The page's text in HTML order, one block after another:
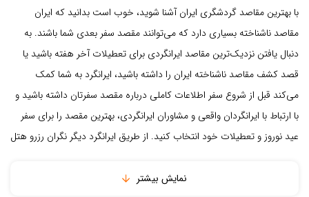
با بهترین مقاصد گردشگری ایران آشنا شوید، خوب است بدانید که ایران
مقاصد ناشناخته بسیاری دارد که می‌توانند مقصد سفر بعدی شما باشند. به
دنبال یافتن نزدیک‌ترین مقاصد ایرانگردی برای تعطیلات آخر هفته باشید یا
قصد کشف مقاصد ناشناخته ایران را داشته باشید، ایرانگرد به شما کمک
می‌کند قبل از شروع سفر اطلاعات کاملی درباره مقصد سفرتان داشته باشید و
با ارتباط با ایرانگردان واقعی و مشاوران ایرانگردی، بهترین مقصد را برای سفر
عید نوروز و تعطیلات خود انتخاب کنید. از طریق ایرانگرد دیگر نگران رزرو هتل
نمایش بیشتر